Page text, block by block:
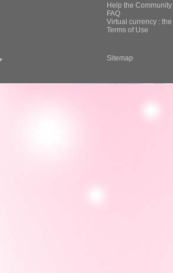
Help the
FAQ
Virtual currency :
Terms of Use
Sitemap